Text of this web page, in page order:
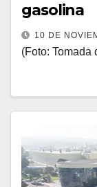
gasolina
10 DE
(Foto: Tomada